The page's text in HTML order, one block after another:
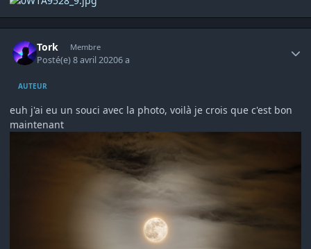
Tork Membre
Posté(e)8 avril 20206 a
AUTEUR
euh j'ai eu un souci avec la photo, voilà je crois que c'est bon
maintenant